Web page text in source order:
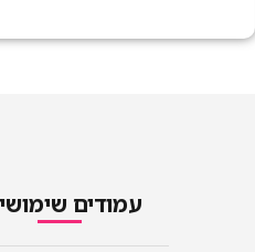
עמודים